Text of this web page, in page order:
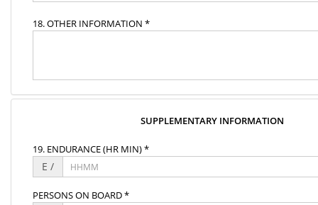
18. OTHER INFORMATION *
SUPPLEMENTARY INFORMATION
19. ENDURANCE (HR MIN) *
E /
PERSONS ON BOARD *